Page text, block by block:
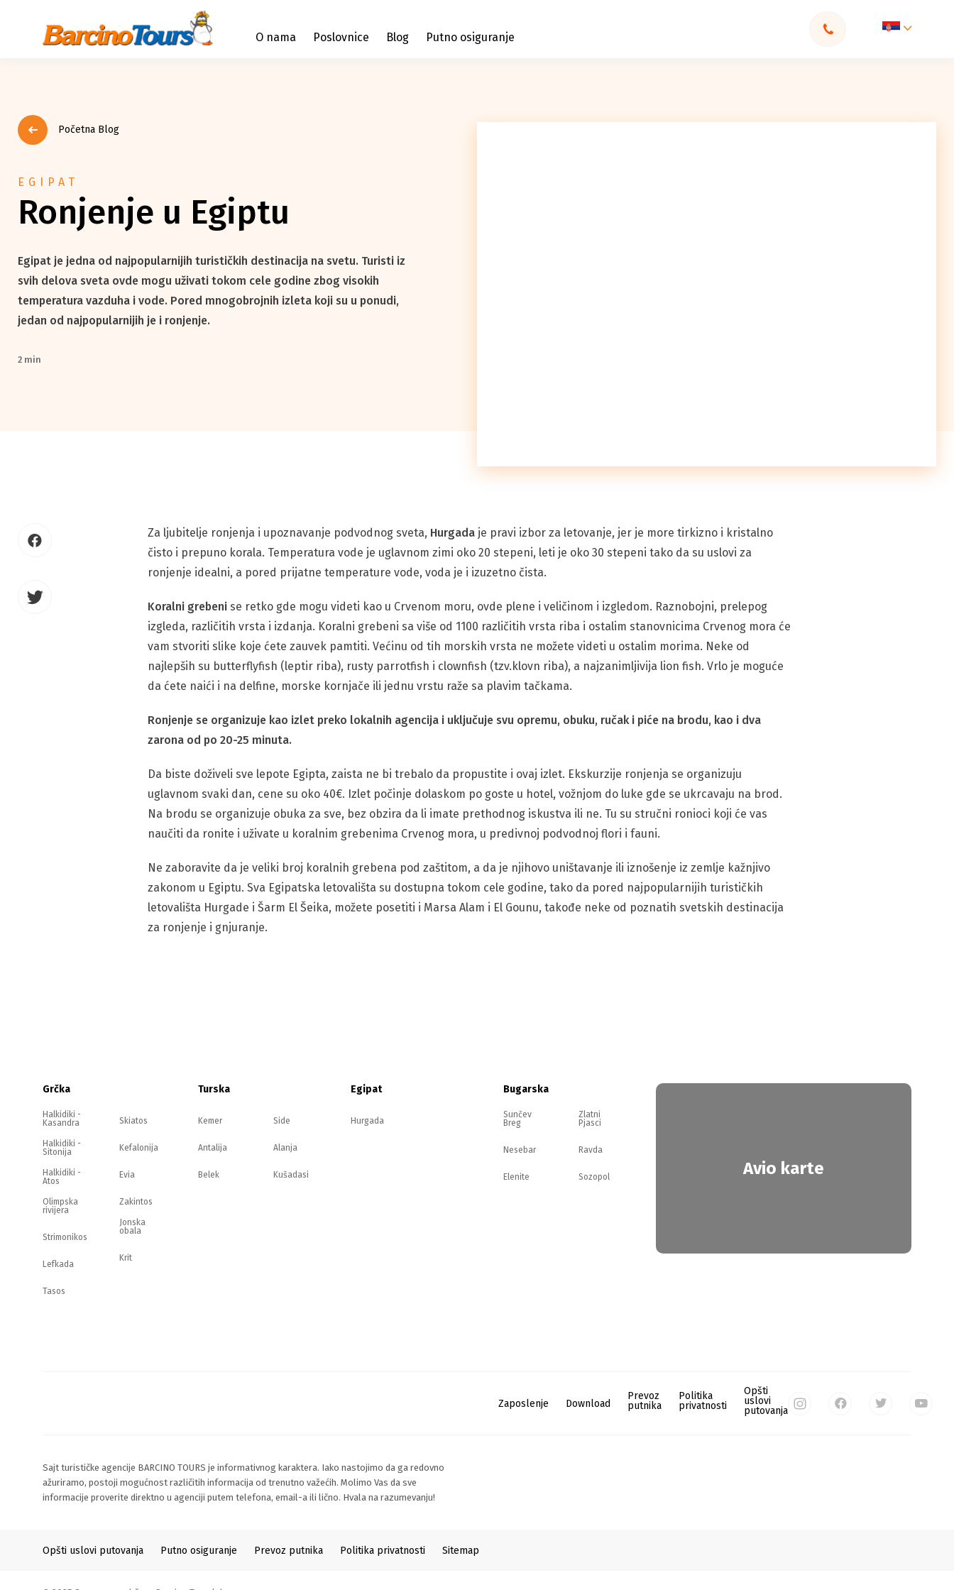
O nama Poslovnice Blog Putno osiguranje
Početna Blog
EGIPAT
Ronjenje u Egiptu
Egipat je jedna od najpopularnijih turističkih destinacija na svetu. Turisti iz
svih delova sveta ovde mogu uživati tokom cele godine zbog visokih
temperatura vazduha i vode. Pored mnogobrojnih izleta koji su u ponudi,
jedan od najpopularnijih je i ronjenje.
2 min
Za ljubitelje ronjenja i upoznavanje podvodnog sveta, Hurgada je pravi izbor za letovanje, jer je more tirkizno i kristalno
čisto i prepuno korala. Temperatura vode je uglavnom zimi oko 20 stepeni, leti je oko 30 stepeni tako da su uslovi za
ronjenje idealni, a pored prijatne temperature vode, voda je i izuzetno čista.
Koralni grebeni se retko gde mogu videti kao u Crvenom moru, ovde plene i veličinom i izgledom. Raznobojni, prelepog
izgleda, različitih vrsta i izdanja. Koralni grebeni sa više od 1100 različitih vrsta riba i ostalim stanovnicima Crvenog mora će
vam stvoriti slike koje ćete zauvek pamtiti. Većinu od tih morskih vrsta ne možete videti u ostalim morima. Neke od
najlepših su butterflyfish (leptir riba), rusty parrotfish i clownfish (tzv.klovn riba), a najzanimljivija lion fish. Vrlo je moguće
da ćete naići i na delfine, morske kornjače ili jednu vrstu raže sa plavim tačkama.
Ronjenje se organizuje kao izlet preko lokalnih agencija i uključuje svu opremu, obuku, ručak i piće na brodu, kao i dva
zarona od po 20-25 minuta.
Da biste doživeli sve lepote Egipta, zaista ne bi trebalo da propustite i ovaj izlet. Ekskurzije ronjenja se organizuju
uglavnom svaki dan, cene su oko 40€. Izlet počinje dolaskom po goste u hotel, vožnjom do luke gde se ukrcavaju na brod.
Na brodu se organizuje obuka za sve, bez obzira da li imate prethodnog iskustva ili ne. Tu su stručni ronioci koji će vas
naučiti da ronite i uživate u koralnim grebenima Crvenog mora, u predivnoj podvodnoj flori i fauni.
Ne zaboravite da je veliki broj koralnih grebena pod zaštitom, a da je njihovo uništavanje ili iznošenje iz zemlje kažnjivo
zakonom u Egiptu. Sva Egipatska letovališta su dostupna tokom cele godine, tako da pored najpopularnijih turističkih
letovališta Hurgade i Šarm El Šeika, možete posetiti i Marsa Alam i El Gounu, takođe neke od poznatih svetskih destinacija
za ronjenje i gnjuranje.
Grčka
Halkidiki -
Kasandra
Halkidiki -
Sitonija
Halkidiki -
Atos
Olimpska
rivijera
Strimonikos
Lefkada
Tasos
Skiatos
Kefalonija
Evia
Zakintos
Jonska
obala
Krit
Turska
Kemer
Antalija
Belek
Side
Alanja
Kušadasi
Egipat
Hurgada
Bugarska
Sunčev
Breg
Nesebar
Elenite
Zlatni
Pjasci
Ravda
Sozopol Avio karte
Zaposlenje Download
Prevoz
putnika
Politika
privatnosti
Opšti
uslovi
putovanja
Sajt turističke agencije BARCINO TOURS je informativnog karaktera. Iako nastojimo da ga redovno
ažuriramo, postoji mogućnost različitih informacija od trenutno važećih. Molimo Vas da sve
informacije proverite direktno u agenciji putem telefona, email-a ili lično. Hvala na razumevanju!
Opšti uslovi putovanja Putno osiguranje Prevoz putnika Politika privatnosti Sitemap